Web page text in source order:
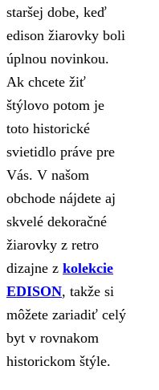
staršej dobe, keď
edison žiarovky boli
úplnou novinkou.
Ak chcete žiť
štýlovo potom je
toto historické
svietidlo práve pre
Vás. V našom
obchode nájdete aj
skvelé dekoračné
žiarovky z retro
dizajne z kolekcie
EDISON, takže si
môžete zariadiť celý
byt v rovnakom
historickom štýle.